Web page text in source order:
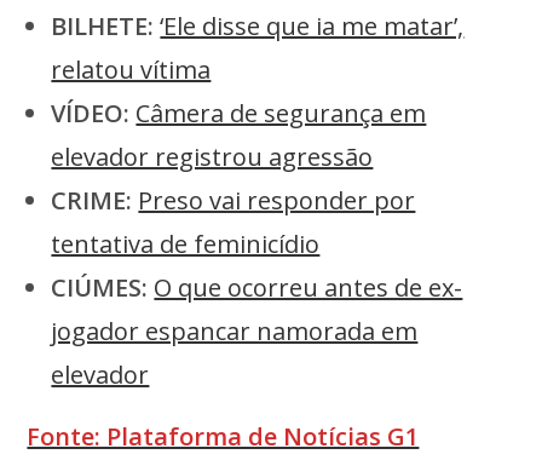
BILHETE:‘Ele disse que ia me matar’,
relatou vítima
VÍDEO: Câmera de segurança em
elevador registrou agressão
CRIME: Preso vai responder por
tentativa de feminicídio
CIÚMES: O que ocorreu antes de ex-
jogador espancar namorada em
elevador
Fonte: Plataforma de Notícias G1